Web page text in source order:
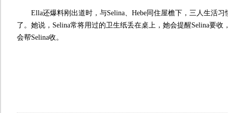
Ella还爆料刚出道时，与Selina、Hebe同住屋檐下，三人生活习
了。她说，Selina常将用过的卫生纸丢在桌上，她会提醒Selina要收
会帮Selina收。